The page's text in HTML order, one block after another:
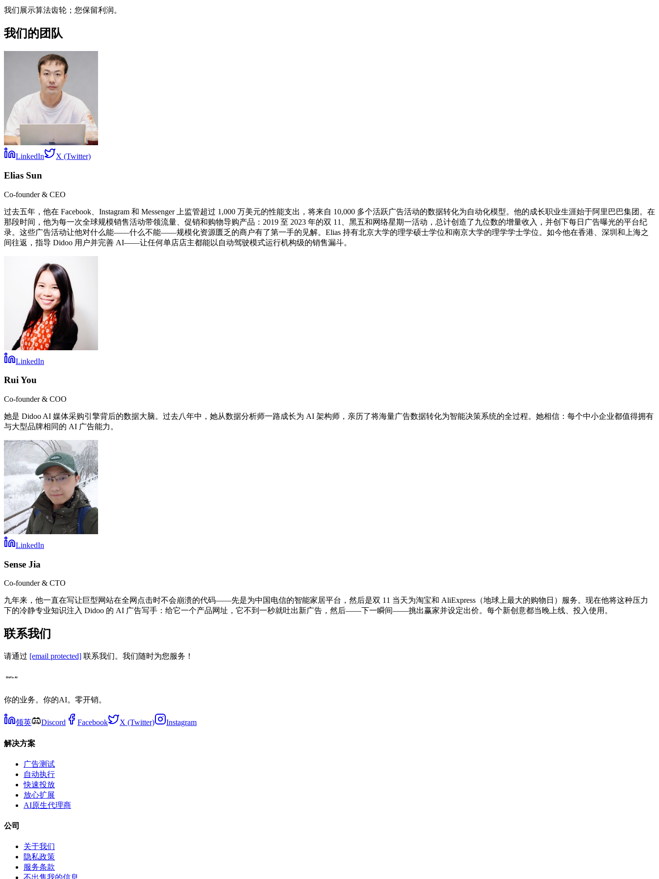
我们展示算法齿轮；您保留利润。
我们的团队
LinkedIn X (Twitter)
Elias Sun
Co-founder & CEO
过去五年，他在 Facebook、Instagram 和 Messenger 上监管超过 1,000 万美元的性能支出，将来自 10,000 多个活跃广告活动的数据转化为自动化模型。他的成长职业生涯始于阿里巴巴集团。在
那段时间，他为每一次全球规模销售活动带领流量、促销和购物导购产品：2019 至 2023 年的双 11、黑五和网络星期一活动，总计创造了九位数的增量收入，并创下每日广告曝光的平台纪
录。这些广告活动让他对什么能——什么不能——规模化资源匮乏的商户有了第一手的见解。Elias 持有北京大学的理学硕士学位和南京大学的理学学士学位。如今他在香港、深圳和上海之
间往返，指导 Didoo 用户并完善 AI——让任何单店店主都能以自动驾驶模式运行机构级的销售漏斗。
LinkedIn
Rui You
Co-founder & COO
她是 Didoo AI 媒体采购引擎背后的数据大脑。过去八年中，她从数据分析师一路成长为 AI 架构师，亲历了将海量广告数据转化为智能决策系统的全过程。她相信：每个中小企业都值得拥有
与大型品牌相同的 AI 广告能力。
LinkedIn
Sense Jia
Co-founder & CTO
九年来，他一直在写让巨型网站在全网点击时不会崩溃的代码——先是为中国电信的智能家居平台，然后是双 11 当天为淘宝和 AliExpress（地球上最大的购物日）服务。现在他将这种压力
下的冷静专业知识注入 Didoo 的 AI 广告写手：给它一个产品网址，它不到一秒就吐出新广告，然后——下一瞬间——挑出赢家并设定出价。每个新创意都当晚上线、投入使用。
联系我们
请通过 [email protected] 联系我们。我们随时为您服务！
你的业务。你的AI。零开销。
领英 Discord Facebook X (Twitter) Instagram
解决方案
广告测试
自动执行
快速投放
放心扩展
AI原生代理商
公司
关于我们
隐私政策
服务条款